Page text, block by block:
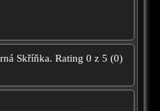
Skříňka. Rating 0 z 5 (0)